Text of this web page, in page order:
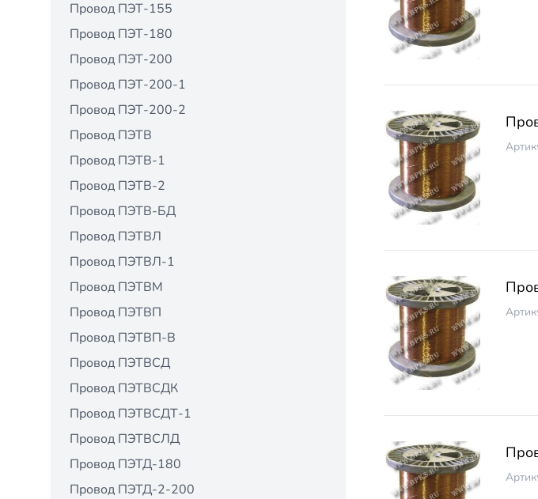
Провод ПЭТ-155
Провод ПЭТ-180
Провод ПЭТ-200
Провод ПЭТ-200-1
Провод ПЭТ-200-2
Провод ПЭТВ
Провод ПЭТВ-1
Провод ПЭТВ-2
Провод ПЭТВ-БД
Провод ПЭТВЛ
Провод ПЭТВЛ-1
Провод ПЭТВМ
Провод ПЭТВП
Провод ПЭТВП-В
Провод ПЭТВСД
Провод ПЭТВСДК
Провод ПЭТВСДТ-1
Провод ПЭТВСЛД
Провод ПЭТД-180
Провод ПЭТД-2-200